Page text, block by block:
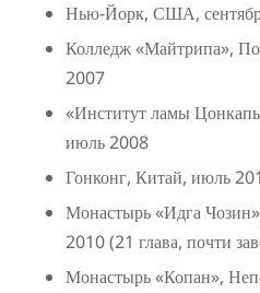
Нью-Йорк, США,
Колледж «Майтрипа»,
2007
«Институт ламы
июль 2008
Гонконг, Китай, июль
Монастырь «Идга
2010 (21 глава, почти
Монастырь «Копан»,